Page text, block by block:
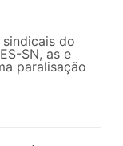
do
SN, as e
paralisação